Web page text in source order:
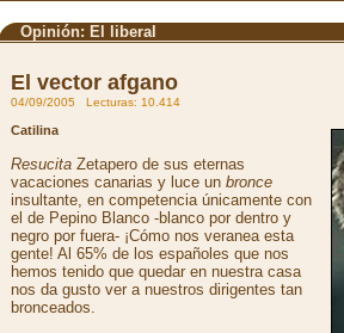
Opinión: El liberal
El vector afgano
04/09/2005 Lecturas: 10.414
Catilina
Resucita Zetapero de sus eternas
vacaciones canarias y luce un bronce
insultante, en competencia únicamente con
el de Pepino Blanco -blanco por dentro y
negro por fuera- ¡Cómo nos veranea esta
gente! Al 65% de los españoles que nos
hemos tenido que quedar en nuestra casa
nos da gusto ver a nuestros dirigentes tan
bronceados.